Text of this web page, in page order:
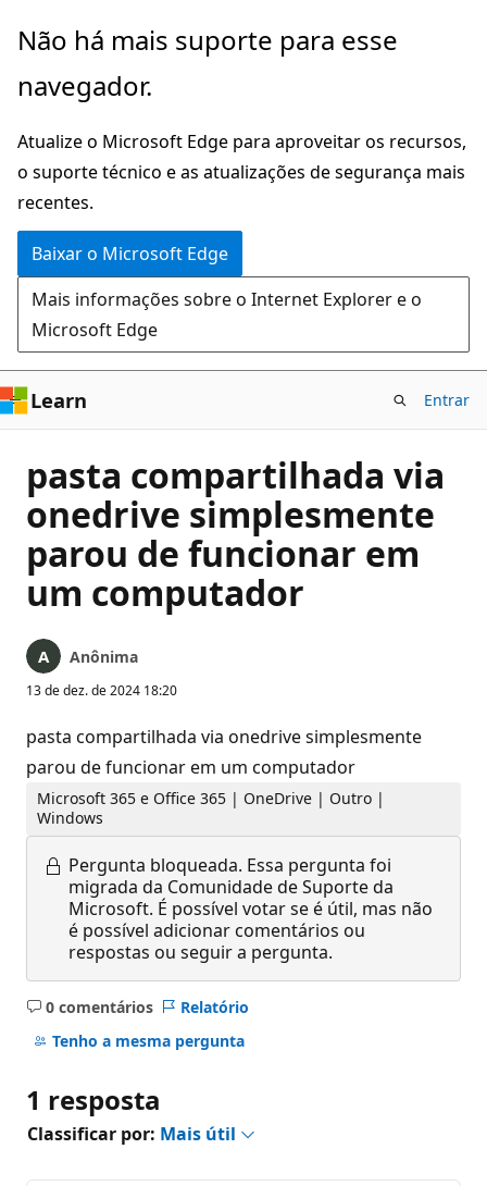
Pular
o
principal
Não há mais suporte para esse
navegador.
Atualize o Microsoft Edge para aproveitar os recursos,
o suporte técnico e as atualizações de segurança mais
recentes.
Baixar o Microsoft Edge
Mais informações sobre o Internet Explorer e o
Microsoft Edge
Learn Entrar
pasta compartilhada via
onedrive simplesmente
parou de funcionar em
um computador
Anônima
13 de dez. de 2024 18:20
pasta compartilhada via onedrive simplesmente
parou de funcionar em um computador
Microsoft 365 e Office 365 | OneDrive | Outro |
Windows
Pergunta bloqueada. Essa pergunta foi
migrada da Comunidade de Suporte da
Microsoft. É possível votar se é útil, mas não
é possível adicionar comentários ou
respostas ou seguir a pergunta.
0 comentários
Sem
comentários
Relatório
Tenho a mesma pergunta
1 resposta
Classificar por: Mais útil